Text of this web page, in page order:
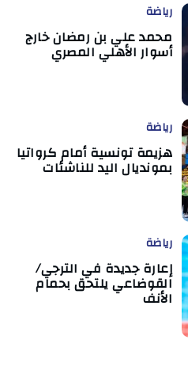
رياضة
محمد علي بن رمضان خارج
أسوار الأهلي المصري
رياضة
هزيمة تونسية أمام كرواتيا
بمونديال اليد للناشئات
رياضة
إعارة جديدة في الترجي/
القوضاعي يلتحق بحمام
الأنف